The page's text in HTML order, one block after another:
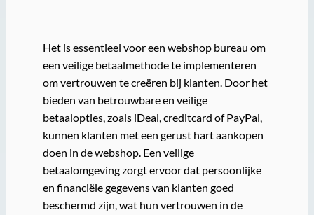
Het is essentieel voor een webshop bureau om
een veilige betaalmethode te implementeren
om vertrouwen te creëren bij klanten. Door het
bieden van betrouwbare en veilige
betaalopties, zoals iDeal, creditcard of PayPal,
kunnen klanten met een gerust hart aankopen
doen in de webshop. Een veilige
betaalomgeving zorgt ervoor dat persoonlijke
en financiële gegevens van klanten goed
beschermd zijn, wat hun vertrouwen in de